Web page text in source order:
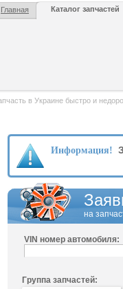
Главная Каталог запчастей
в Украине быстро и
Информация!
на
VIN номер автомобиля:
Группа запчастей: